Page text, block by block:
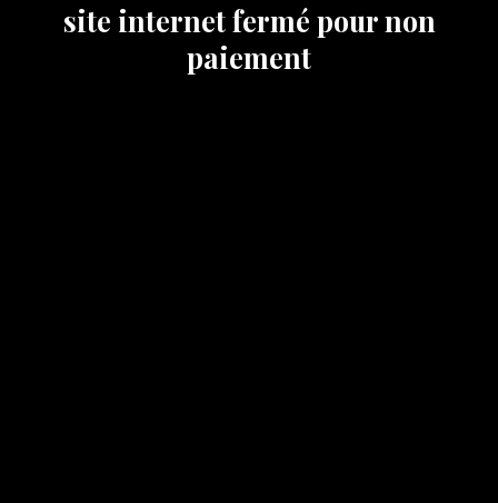
site internet fermé pour non
paiement